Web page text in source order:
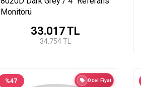
Monitörü
34.754 TL
33.017TL
%47 Özel Fiyat